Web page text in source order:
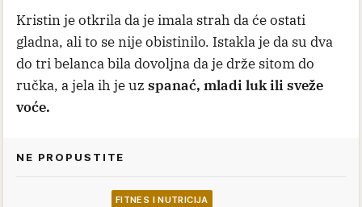
Kristin je otkrila da je imala strah da će ostati
gladna, ali to se nije obistinilo. Istakla je da su dva
do tri belanca bila dovoljna da je drže sitom do
ručka, a jela ih je uz spanać, mladi luk ili sveže
voće.
NE PROPUSTITE
FITNES I NUTRICIJA